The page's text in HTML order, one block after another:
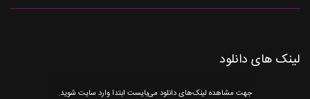
لینک های دانلود
جهت مشاهده لینک‌های دانلود می‌بایست ابتدا وارد سایت شوید.